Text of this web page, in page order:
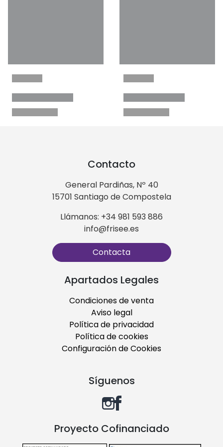
Contacto
General Pardiñas, Nº 40
15701 Santiago de Compostela
Llámanos: +34 981 593 886
info@frisee.es
Contacta
Apartados Legales
Condiciones de venta
Aviso legal
Política de privacidad
Política de cookies
Configuración de Cookies
Síguenos
Proyecto Cofinanciado